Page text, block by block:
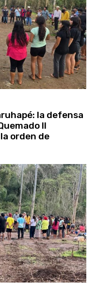
la defensa
II
orden de